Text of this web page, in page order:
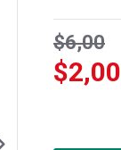
$6,00
$2,00